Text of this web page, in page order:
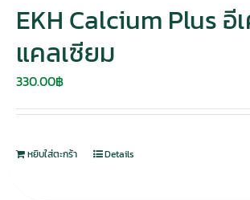
EKH Calcium Plus อี
แคลเซียม
330.00฿
หยิบใส่ตะกร้า Details